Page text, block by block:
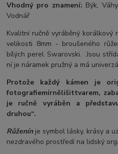
Vhodný pro znamení: Býk,
Vodnář
Kvalitní ručně vyráběný korálkový
velikosti 8mm - broušeného
bílých perel Swarovski. Jsou
ní je náramek pružný a má
Protože každý kámen je
fotografiemírnělišittvarem,
je ručně vyráběn a
druhou“.
Růženínje symbol lásky, krásy a
nezdravého prostředí na lidský